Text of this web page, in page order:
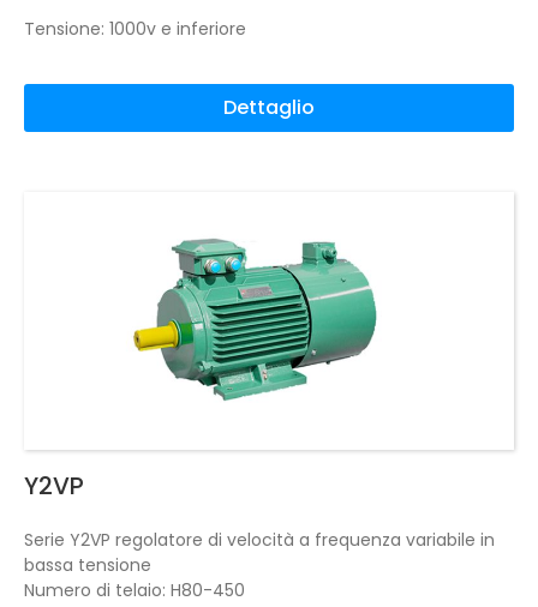
Tensione: 1000v e inferiore
Dettaglio
Y2VP
Serie Y2VP regolatore di velocità a frequenza variabile in
bassa tensione
Numero di telaio: H80-450